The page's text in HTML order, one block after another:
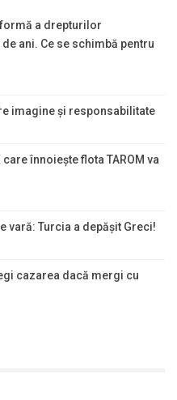
a drepturilor
ani. Ce se schimbă pentru
imagine și responsabilitate
înnoiește flota TAROM va
vară: Turcia a depășit Greci!
cazarea dacă mergi cu